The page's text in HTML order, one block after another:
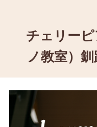
チェリー
ノ教室）